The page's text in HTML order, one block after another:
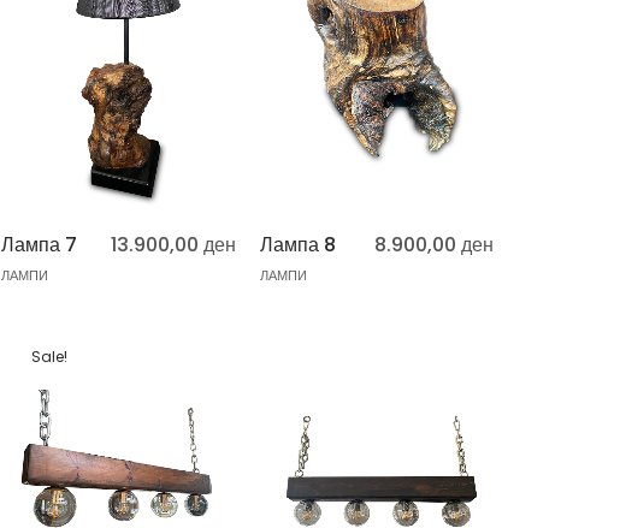
Лампа 7
ЛАМПИ
13.900,00 ден Лампа 8
ЛАМПИ
8.900,00 ден
Sale!